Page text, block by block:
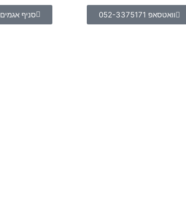
וואטסאפ 052-3375171 סניף אגמים 09-9731331